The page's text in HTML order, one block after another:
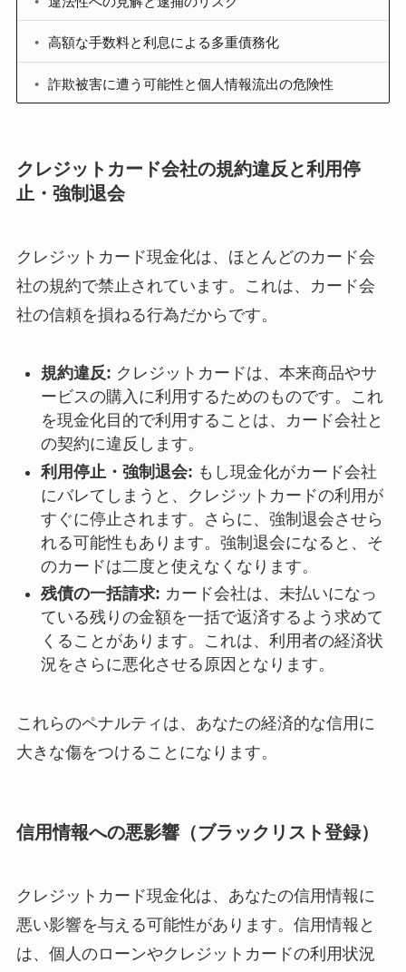
高額な手数料と利息による多重債務化
詐欺被害に遭う可能性と個人情報流出の危険性
クレジットカード会社の規約違反と利用停
止・強制退会
クレジットカード現金化は、ほとんどのカード会
社の規約で禁止されています。これは、カード会
社の信頼を損ねる行為だからです。
規約違反: クレジットカードは、本来商品やサ
ービスの購入に利用するためのものです。これ
を現金化目的で利用することは、カード会社と
の契約に違反します。
利用停止・強制退会: もし現金化がカード会社
にバレてしまうと、クレジットカードの利用が
すぐに停止されます。さらに、強制退会させら
れる可能性もあります。強制退会になると、そ
のカードは二度と使えなくなります。
残債の一括請求: カード会社は、未払いになっ
ている残りの金額を一括で返済するよう求めて
くることがあります。これは、利用者の経済状
況をさらに悪化させる原因となります。
これらのペナルティは、あなたの経済的な信用に
大きな傷をつけることになります。
信用情報への悪影響（ブラックリスト登録）
クレジットカード現金化は、あなたの信用情報に
悪い影響を与える可能性があります。信用情報と
は、個人のローンやクレジットカードの利用状況